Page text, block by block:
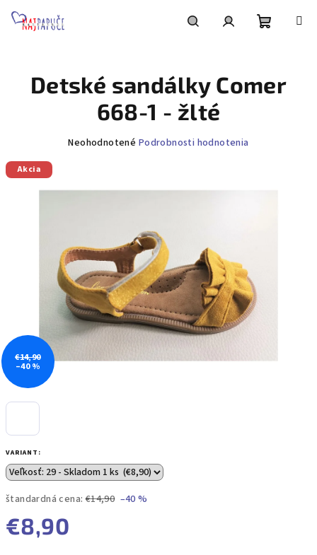
košík
VARIANT:
štandardná cena: €14,90 –40 %
€8,90
Detské sandálky Comer
668-1 - žlté
Priemerné
Neohodnotené Podrobnosti hodnotenia
Akcia
€14,90
–40 %